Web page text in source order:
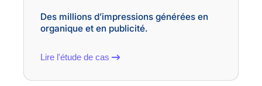
Des millions d’impressions générées en
organique et en publicité.
Lire l'étude de cas